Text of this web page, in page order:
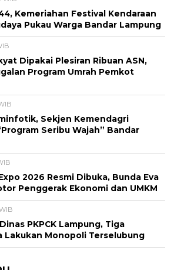
Kemeriahan Festival Kendaraan
Pukau Warga Bandar Lampung
Dipakai Plesiran Ribuan ASN,
Program Umrah Pemkot
Sekjen Kemendagri
Seribu Wajah” Bandar
2026 Resmi Dibuka, Bunda Eva
Penggerak Ekonomi dan UMKM
PKPCK Lampung, Tiga
Lakukan Monopoli Terselubung